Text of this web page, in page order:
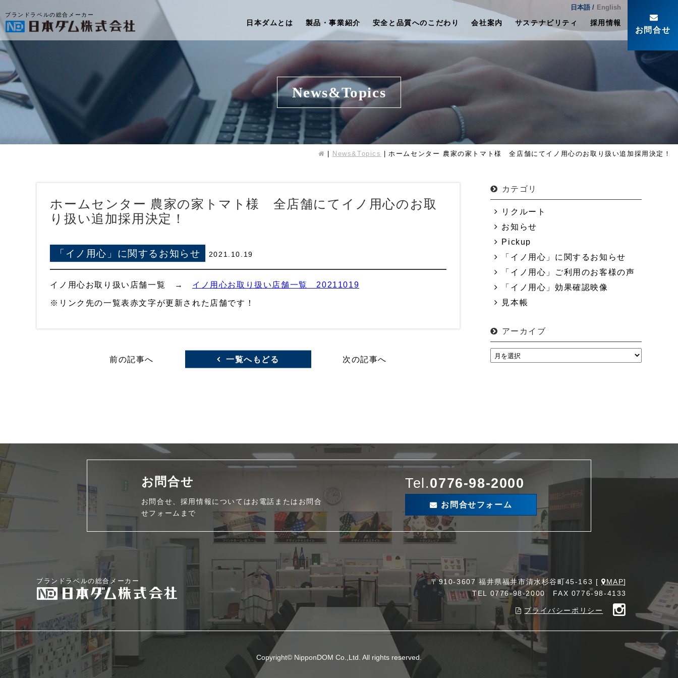
ブランドラベルの総合メーカー
日本ダムとは 製品・事業紹介 安全と品質へのこだわり 会社案内 サステナビリティ 採用情報
日本語 / English
お問合せ
News&Topics
News&Topics ホームセンター 農家の家トマト様 全店舗にてイノ用心のお取り扱い追加採用決定！
ホームセンター 農家の家トマト様 全店舗にてイノ用心のお取
り扱い追加採用決定！
「イノ用心」に関するお知らせ 2021.10.19
イノ用心お取り扱い店舗一覧 → イノ用心お取り扱い店舗一覧 20211019
※リンク先の一覧表赤文字が更新された店舗です！
前の記事へ 次の記事へ
一覧へもどる
カテゴリ
リクルート
お知らせ
Pickup
「イノ用心」に関するお知らせ
「イノ用心」ご利用のお客様の声
「イノ用心」効果確認映像
見本帳
アーカイブ
お問合せ
お問合せ、採用情報についてはお電話またはお問合
せフォームまで
Tel.0776-98-2000
お問合せフォーム
ブランドラベルの総合メーカー 〒910-3607 福井県福井市清水杉谷町45-163 [ MAP]
TEL 0776-98-2000FAX 0776-98-4133
プライバシーポリシー
Copyright© NipponDOM Co.,Ltd. All rights reserved.